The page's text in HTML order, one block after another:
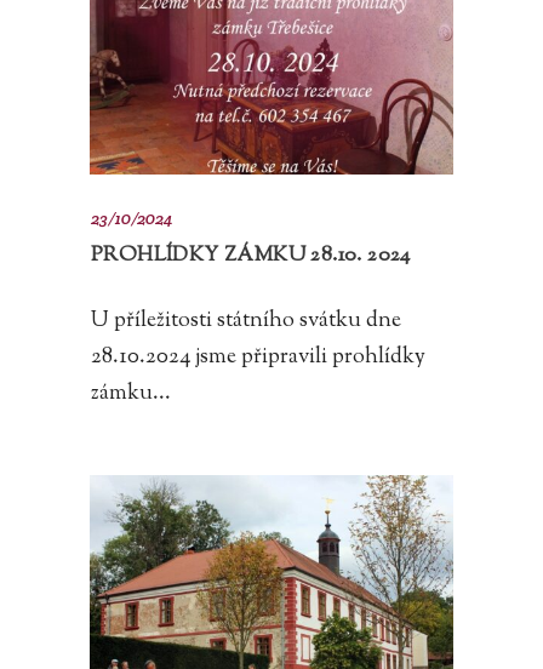
23/10/2024
PROHLÍDKY ZÁMKU 28.10. 2024
U příležitosti státního svátku dne
28.10.2024 jsme připravili prohlídky
zámku...